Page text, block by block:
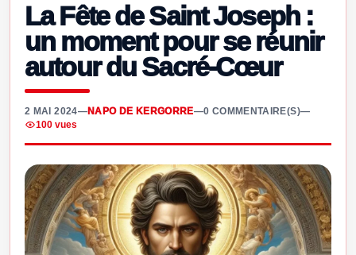
La Fête de Saint Joseph :
un moment pour se réunir
autour du Sacré-Cœur
2 MAI 2024—NAPO DE KERGORRE—0 COMMENTAIRE(S)—
100 vues